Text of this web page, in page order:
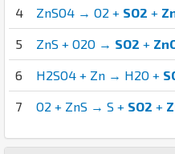
4 ZnSO4 → O2 + SO2 +
5 ZnS + O2O → SO2 +
6 H2SO4 + Zn → H2O +
7 O2 + ZnS → S + SO2 +